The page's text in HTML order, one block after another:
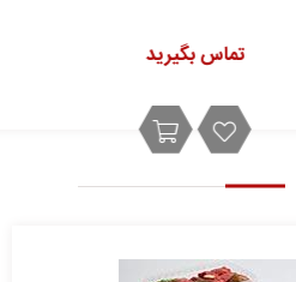
تماس بگیرید